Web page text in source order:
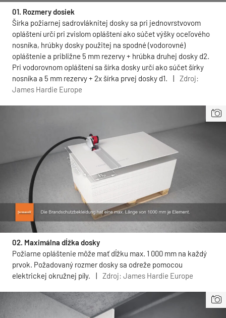
01. Rozmery dosiek
Šírka požiarnej sadrovláknitej dosky sa pri jednovrstvovom
opláštení určí pri zvislom opláštení ako súčet výšky oceľového
nosníka, hrúbky dosky použitej na spodné (vodorovné)
opláštenie a približne 5 mm rezervy + hrúbka druhej dosky d2.
Pri vodorovnom opláštení sa šírka dosky určí ako súčet šírky
nosníka a 5 mm rezervy + 2x šírka prvej dosky d1.
|
Zdroj:
James Hardie Europe
02. Maximálna dĺžka dosky
Požiarne opláštenie môže mať dĺžku max. 1 000 mm na každý
prvok. Požadovaný rozmer dosky sa odreže pomocou
elektrickej okružnej píly.
| Zdroj: James Hardie Europe